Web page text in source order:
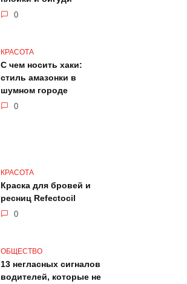
0
КРАСОТА
С чем носить хаки:
стиль амазонки в
шумном городе
0
КРАСОТА
Краска для бровей и
ресниц Refectocil
0
ОБЩЕСТВО
13 негласных сигналов
водителей, которые не